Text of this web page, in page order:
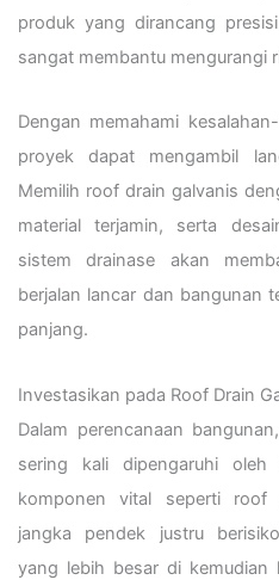
produk yang dirancang
sangat membantu mengurangi
Dengan memahami
proyek dapat mengambil
Memilih roof drain galvanis
material terjamin, serta
sistem drainase akan
berjalan lancar dan bangunan
panjang.
Investasikan pada Roof Drain
Dalam perencanaan
sering kali dipengaruhi
komponen vital seperti roof
jangka pendek justru
yang lebih besar di kemudian